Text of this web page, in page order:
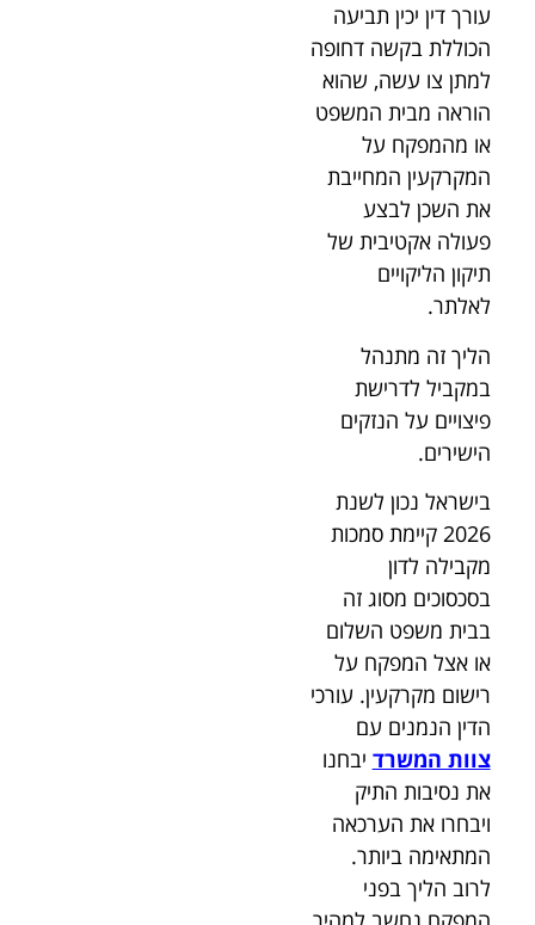
עורך דין יכין תביעה
הכוללת בקשה דחופה
למתן צו עשה, שהוא
הוראה מבית המשפט
או מהמפקח על
המקרקעין המחייבת
את השכן לבצע
פעולה אקטיבית של
תיקון הליקויים
לאלתר.
הליך זה מתנהל
במקביל לדרישת
פיצויים על הנזקים
הישירים.
בישראל נכון לשנת
2026 קיימת סמכות
מקבילה לדון
בסכסוכים מסוג זה
בבית משפט השלום
או אצל המפקח על
רישום מקרקעין. עורכי
הדין הנמנים עם
צוות המשרד יבחנו
את נסיבות התיק
ויבחרו את הערכאה
המתאימה ביותר.
לרוב הליך בפני